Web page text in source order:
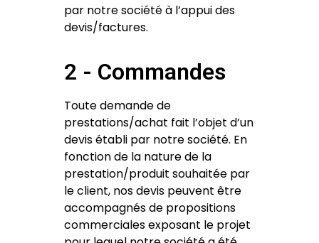
par notre société à l’appui des
devis/factures.
2 - Commandes
Toute demande de
prestations/achat fait l’objet d’un
devis établi par notre société. En
fonction de la nature de la
prestation/produit souhaitée par
le client, nos devis peuvent être
accompagnés de propositions
commerciales exposant le projet